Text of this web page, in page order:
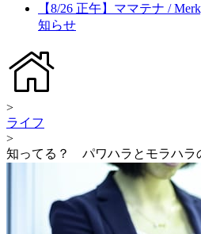
【8/26 正午】ママテナ /
知らせ
>
ライフ
>
知ってる？ パワハラとモラハラ